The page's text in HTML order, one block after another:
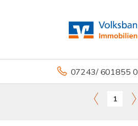
07243/ 601855 0
1